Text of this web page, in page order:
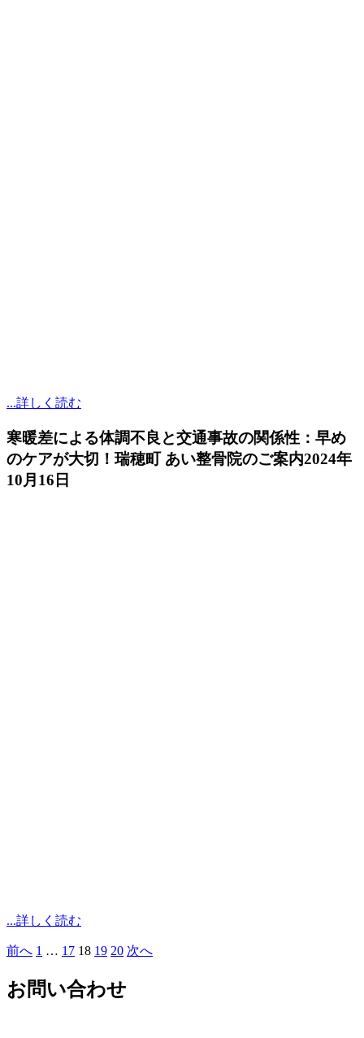
...詳しく読む
寒暖差による体調不良と交通事故の関係性：早め
のケアが大切！瑞穂町 あい整骨院のご案内2024年
10月16日
...詳しく読む
投
稿
前へ 1 … 17 18 19 20 次へ
お問い合わせ